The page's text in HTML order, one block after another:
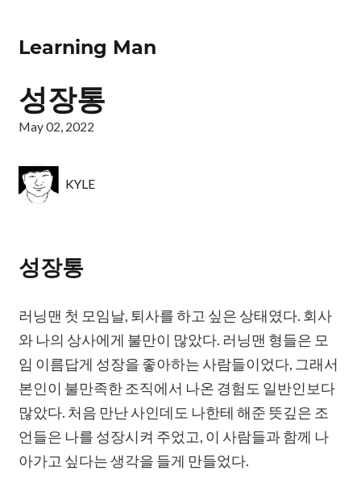
Learning Man
성장통
May 02, 2022
KYLE
성장통
러닝맨 첫 모임날, 퇴사를 하고 싶은 상태였다. 회사
와 나의 상사에게 불만이 많았다. 러닝맨 형들은 모
임 이름답게 성장을 좋아하는 사람들이었다, 그래서
본인이 불만족한 조직에서 나온 경험도 일반인보다
많았다. 처음 만난 사인데도 나한테 해준 뜻깊은 조
언들은 나를 성장시켜 주었고, 이 사람들과 함께 나
아가고 싶다는 생각을 들게 만들었다.